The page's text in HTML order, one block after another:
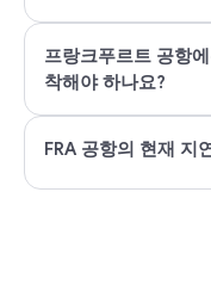
프랑크푸르트 공항
착해야 하나요?
FRA 공항의 현재 지